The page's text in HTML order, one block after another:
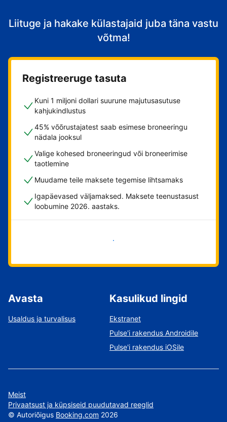
Liituge ja hakake külastajaid juba täna vastu
võtma!
Registreeruge tasuta
Kuni 1 miljoni dollari suurune majutusasutuse
kahjukindlustus
45% võõrustajatest saab esimese broneeringu
nädala jooksul
Valige kohesed broneeringud või broneerimise
taotlemine
Muudame teile maksete tegemise lihtsamaks
Igapäevased väljamaksed. Maksete teenustasust
loobumine 2026. aastaks.
Alusta kohe
Avasta
Usaldus ja turvalisus
Kasulikud lingid
Ekstranet
Pulse'i rakendus Androidile
Pulse'i rakendus iOSile
Meist
Privaatsust ja küpsiseid puudutavad reeglid
© Autoriõigus Booking.com 2026